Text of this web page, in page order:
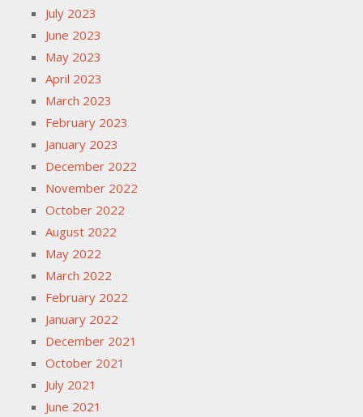
July 2023
June 2023
May 2023
April 2023
March 2023
February 2023
January 2023
December 2022
November 2022
October 2022
August 2022
May 2022
March 2022
February 2022
January 2022
December 2021
October 2021
July 2021
June 2021